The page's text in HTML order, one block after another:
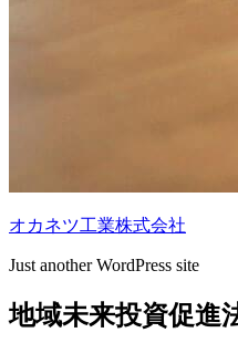
オカネツ工業株式会社
Just another WordPress site
地域未来投資促進